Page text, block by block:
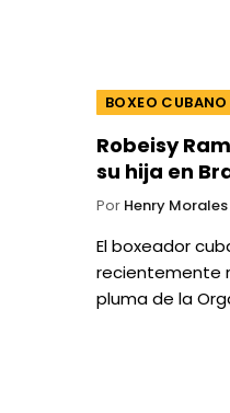
BOXEO CUBANO
Robeisy
su hija en
Por Henry
El boxeador
recientemente
pluma de la